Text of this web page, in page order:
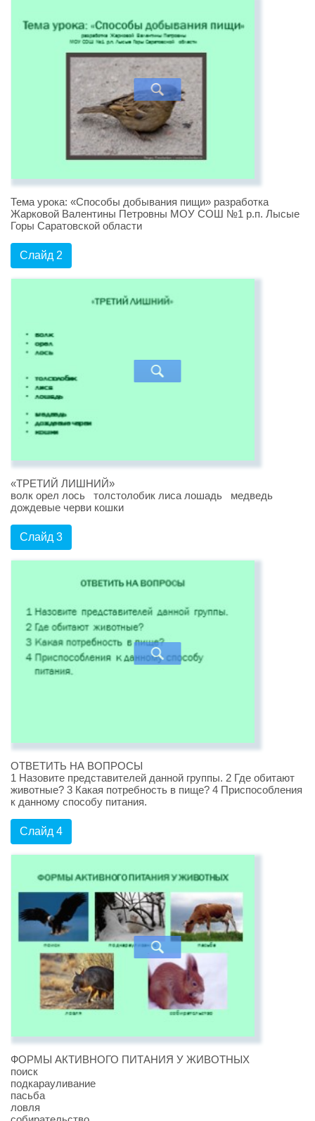
Тема урока: «Способы добывания пищи» разработка
Жарковой Валентины Петровны МОУ СОШ №1 р.п. Лысые
Горы Саратовской области
Слайд 2
«ТРЕТИЙ ЛИШНИЙ»
волк орел лось толстолобик лиса лошадь медведь
дождевые черви кошки
Слайд 3
ОТВЕТИТЬ НА ВОПРОСЫ
1 Назовите представителей данной группы. 2 Где обитают
животные? 3 Какая потребность в пище? 4 Приспособления
к данному способу питания.
Слайд 4
ФОРМЫ АКТИВНОГО ПИТАНИЯ У ЖИВОТНЫХ
поиск
подкарауливание
пасьба
ловля